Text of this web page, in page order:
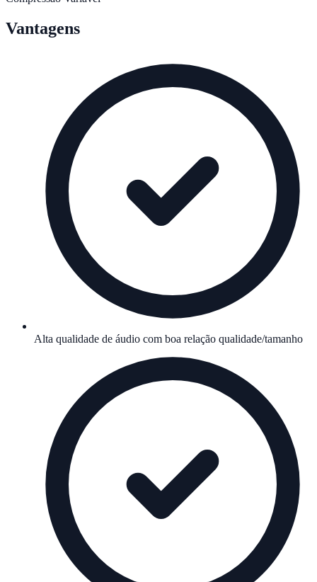
Vantagens
Alta qualidade de áudio com boa relação qualidade/tamanho